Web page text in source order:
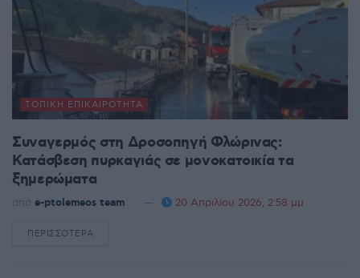
ΤΟΠΙΚΉ ΕΠΙΚΑΙΡΌΤΗΤΑ
Συναγερμός στη Δροσοπηγή Φλώρινας:
Κατάσβεση πυρκαγιάς σε μονοκατοικία τα
ξημερώματα
από e-ptolemeos team 20 Απριλίου 2026, 2:58 μμ
ΠΕΡΙΣΣΌΤΕΡΑ